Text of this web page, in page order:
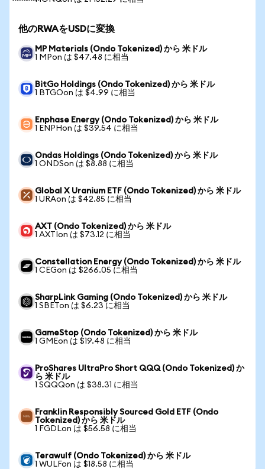
他のRWAをUSDに変換
MP Materials (Ondo Tokenized) から 米ドル
1 MPon は $47.48 に相当
BitGo Holdings (Ondo Tokenized) から 米ドル
1 BTGOon は $4.99 に相当
Enphase Energy (Ondo Tokenized) から 米ドル
1 ENPHon は $39.54 に相当
Ondas Holdings (Ondo Tokenized) から 米ドル
1 ONDSon は $8.88 に相当
Global X Uranium ETF (Ondo Tokenized) から 米ドル
1 URAon は $42.85 に相当
AXT (Ondo Tokenized) から 米ドル
1 AXTIon は $73.12 に相当
Constellation Energy (Ondo Tokenized) から 米ドル
1 CEGon は $266.05 に相当
SharpLink Gaming (Ondo Tokenized) から 米ドル
1 SBETon は $6.23 に相当
GameStop (Ondo Tokenized) から 米ドル
1 GMEon は $19.48 に相当
ProShares UltraPro Short QQQ (Ondo Tokenized) か
ら 米ドル
1 SQQQon は $38.31 に相当
Franklin Responsibly Sourced Gold ETF (Ondo
Tokenized) から 米ドル
1 FGDLon は $56.58 に相当
Terawulf (Ondo Tokenized) から 米ドル
1 WULFon は $18.58 に相当